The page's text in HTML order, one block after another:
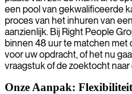
een pool van gekwalificeerde
proces van het inhuren van
aanzienlijk. Bij Right People
binnen 48 uur te matchen met
voor uw opdracht, of het nu
vraagstuk of de zoektocht
Onze Aanpak: